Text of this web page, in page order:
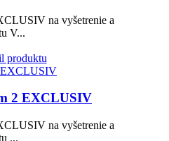
na vyšetrenie a
V...
produktu
2 EXCLUSIV
na vyšetrenie a
...